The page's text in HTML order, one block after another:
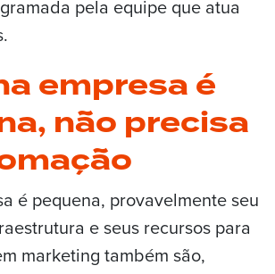
pela equipe que atua
empresa é
não precisa
é pequena, provavelmente seu
e seus recursos para
marketing também são,